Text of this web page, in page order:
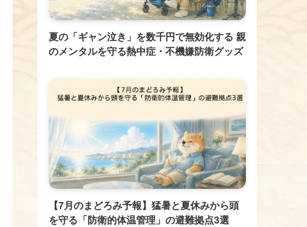
夏の「ギャン泣き」を数千円で無効化する 親
のメンタルを守る熱中症・不機嫌防衛グッズ
【7月のまどろみ予報】猛暑と夏休みから頭
を守る「防衛的体温管理」の避難拠点3選